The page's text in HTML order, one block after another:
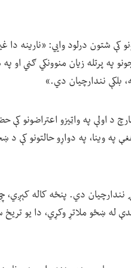
کې شتون درلود وايي: «نارینه
پرتله زیان منوونکي ګڼي او
بلکې نندارچیان دي.»
په واټیزو اعتراضونو کې
وینا، په دواړو حالتونو کې د
دي. پنځه کاله کېږي،
له ښځو ملاتړ وکړي، دا یو